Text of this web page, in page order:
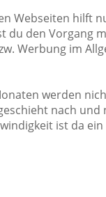
Webseiten hilft
du den Vorgang
Werbung im
werden
nach und
ist da